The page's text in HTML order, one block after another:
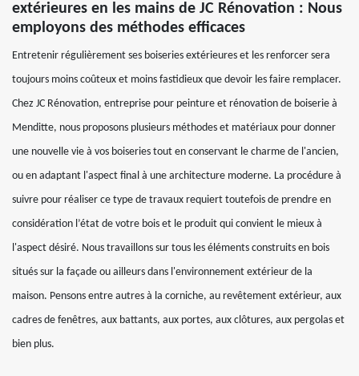
extérieures en les mains de JC Rénovation : Nous
employons des méthodes efficaces
Entretenir régulièrement ses boiseries extérieures et les renforcer sera
toujours moins coûteux et moins fastidieux que devoir les faire remplacer.
Chez JC Rénovation, entreprise pour peinture et rénovation de boiserie à
Menditte, nous proposons plusieurs méthodes et matériaux pour donner
une nouvelle vie à vos boiseries tout en conservant le charme de l'ancien,
ou en adaptant l'aspect final à une architecture moderne. La procédure à
suivre pour réaliser ce type de travaux requiert toutefois de prendre en
considération l’état de votre bois et le produit qui convient le mieux à
l'aspect désiré. Nous travaillons sur tous les éléments construits en bois
situés sur la façade ou ailleurs dans l'environnement extérieur de la
maison. Pensons entre autres à la corniche, au revêtement extérieur, aux
cadres de fenêtres, aux battants, aux portes, aux clôtures, aux pergolas et
bien plus.